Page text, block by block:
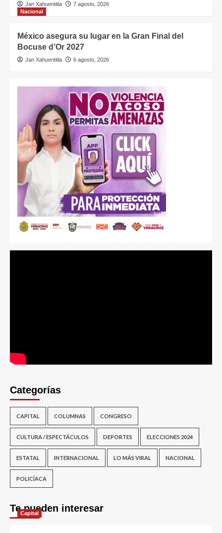
Jan Xahuentitla
7 agosto, 2026
Nacional
México asegura su lugar en la Gran Final del
Bocuse d’Or 2027
Jan Xahuentitla 6 agosto, 2026
Categorías
CAPITAL COLUMNAS CONGRESO
CULTURA / ESPECTÁCULOS DEPORTES ELECCIONES 2024
ESTATAL INTERNACIONAL LO MÁS VIRAL NACIONAL
POLICÍACA
Te pueden interesar
Capital